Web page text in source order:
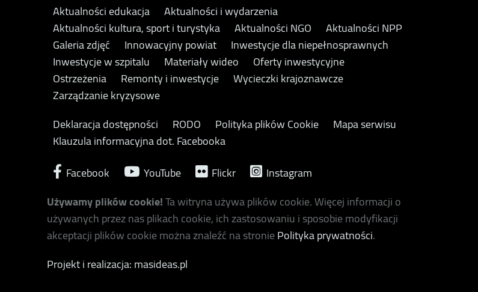
Aktualności edukacja
Aktualności i wydarzenia
Aktualności kultura, sport i turystyka
Aktualności NGO
Aktualności NPP
Galeria zdjęć
Innowacyjny powiat
Inwestycje dla niepełnosprawnych
Inwestycje w szpitalu
Materiały wideo
Oferty inwestycyjne
Ostrzeżenia
Remonty i inwestycje
Wycieczki krajoznawcze
Zarządzanie kryzysowe
Deklaracja dostępności
RODO Polityka plików Cookie
Mapa serwisu
Klauzula informacyjna dot. Facebooka
Facebook
YouTube Flickr
Instagram
Używamy plików cookie!Ta witryna używa plików cookie. Więcej informacji o
używanych przez nas plikach cookie, ich zastosowaniu i sposobie modyfikacji
akceptacji plików cookie można znaleźć na stroniePolityka prywatności.
Projekt i realizacja: masideas.pl